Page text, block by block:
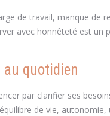
de travail, manque de
avec honnêteté est
quotidien
par clarifier ses
de vie,